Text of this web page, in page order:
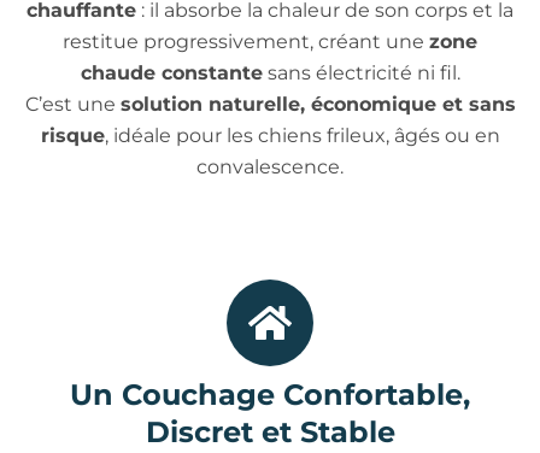
chauffante : il absorbe la chaleur de son corps et la
restitue progressivement, créant une zone
chaude constantesans électricité ni fil.
C’est une solution naturelle, économique et sans
risque, idéale pour les chiens frileux, âgés ou en
convalescence.
Un Couchage Confortable,
Discret et Stable